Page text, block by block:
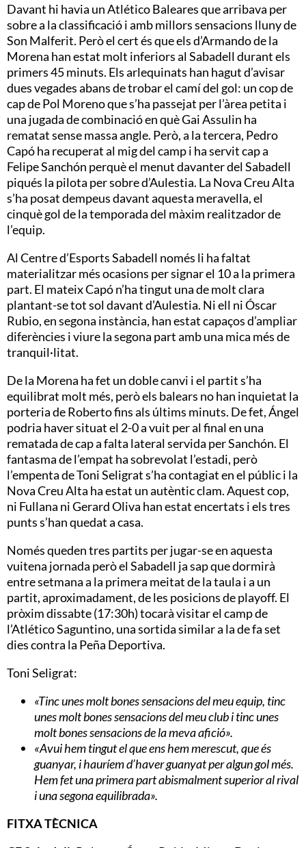
Davant hi havia un Atlético Baleares que arribava per
sobre a la classificació i amb millors sensacions lluny de
Son Malferit. Però el cert és que els d’Armando de la
Morena han estat molt inferiors al Sabadell durant els
primers 45 minuts. Els arlequinats han hagut d’avisar
dues vegades abans de trobar el camí del gol: un cop de
cap de Pol Moreno que s’ha passejat per l’àrea petita i
una jugada de combinació en què Gai Assulin ha
rematat sense massa angle. Però, a la tercera, Pedro
Capó ha recuperat al mig del camp i ha servit cap a
Felipe Sanchón perquè el menut davanter del Sabadell
piqués la pilota per sobre d’Aulestia. La Nova Creu Alta
s’ha posat dempeus davant aquesta meravella, el
cinquè gol de la temporada del màxim realitzador de
l’equip.
Al Centre d’Esports Sabadell només li ha faltat
materialitzar més ocasions per signar el 10 a la primera
part. El mateix Capó n’ha tingut una de molt clara
plantant-se tot sol davant d’Aulestia. Ni ell ni Óscar
Rubio, en segona instància, han estat capaços d’ampliar
diferències i viure la segona part amb una mica més de
tranquil·litat.
De la Morena ha fet un doble canvi i el partit s’ha
equilibrat molt més, però els balears no han inquietat la
porteria de Roberto fins als últims minuts. De fet, Ángel
podria haver situat el 2-0 a vuit per al final en una
rematada de cap a falta lateral servida per Sanchón. El
fantasma de l’empat ha sobrevolat l’estadi, però
l’empenta de Toni Seligrat s’ha contagiat en el públic i la
Nova Creu Alta ha estat un autèntic clam. Aquest cop,
ni Fullana ni Gerard Oliva han estat encertats i els tres
punts s’han quedat a casa.
Només queden tres partits per jugar-se en aquesta
vuitena jornada però el Sabadell ja sap que dormirà
entre setmana a la primera meitat de la taula i a un
partit, aproximadament, de les posicions de playoff. El
pròxim dissabte (17:30h) tocarà visitar el camp de
l’Atlético Saguntino, una sortida similar a la de fa set
dies contra la Peña Deportiva.
Toni Seligrat:
«Tinc unes molt bones sensacions del meu equip, tinc
unes molt bones sensacions del meu club i tinc unes
molt bones sensacions de la meva afició».
«Avui hem tingut el que ens hem merescut, que és
guanyar, i hauríem d’haver guanyat per algun gol més.
Hem fet una primera part abismalment superior al rival
i una segona equilibrada».
FITXA TÈCNICA